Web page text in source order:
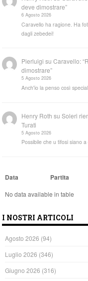
deve dimostrare”
6 Agosto 2026
Caravello ha ragione. Ha
dagli zebedei!
Pierluigi suCaravello:
dimostrare”
5 Agosto 2026
Anch'io la penso così
Henry Roth suSoleri
Turati
5 Agosto 2026
Possibile che u tifosi siano
Data Partita
No data available in table
I NOSTRI ARTICOLI
Agosto 2026 (94)
Luglio 2026 (346)
Giugno 2026 (316)